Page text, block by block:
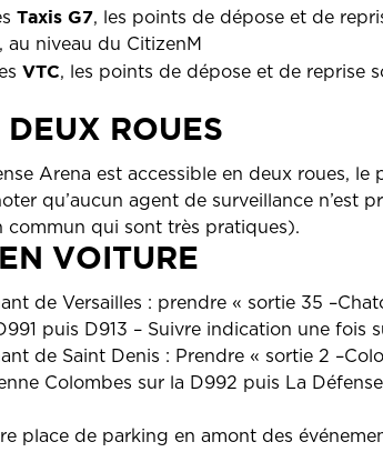
Taxis G7, les points de dépose et de
au niveau du CitizenM
VTC, les points de dépose et de reprise
DEUX ROUES
Arena est accessible en deux roues,
qu’aucun agent de surveillance n’est
commun qui sont très pratiques).
VOITURE
de Versailles : prendre « sortie 35
puis D913 – Suivre indication une fois
de Saint Denis : Prendre « sortie 2
Colombes sur la D992 puis La Défense
place de parking en amont des